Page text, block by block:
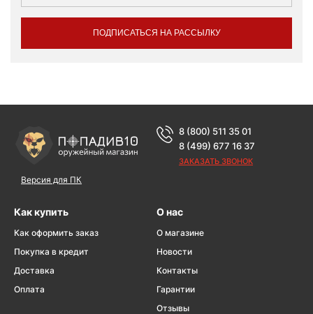
ПОДПИСАТЬСЯ НА РАССЫЛКУ
Версия для ПК
8 (800) 511 35 01
8 (499) 677 16 37
ЗАКАЗАТЬ ЗВОНОК
Как купить
Как оформить заказ
Покупка в кредит
Доставка
Оплата
О нас
О магазине
Новости
Контакты
Гарантии
Отзывы